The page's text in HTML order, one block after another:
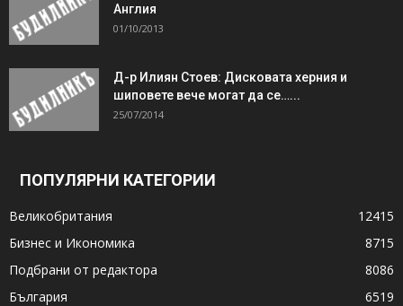
Англия
01/10/2013
Д-р Илиян Стоев: Дисковата херния и
шиповете вече могат да се…...
25/07/2014
ПОПУЛЯРНИ КАТЕГОРИИ
Великобритания
12415
Бизнес и Икономика
8715
Подбрани от редактора
8086
България
6519